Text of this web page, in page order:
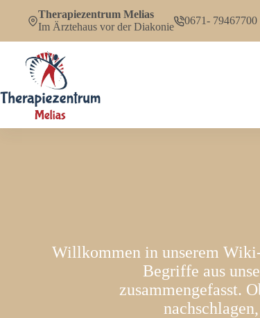
springen
Therapiezentrum Melias
Im Ärztehaus vor der Diakonie
0671- 79467700
Willkommen in unserem
Begriffe aus
zusammengefasst.